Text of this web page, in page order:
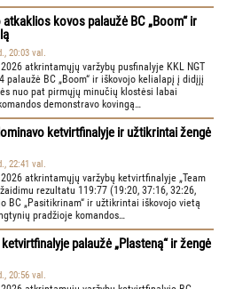
atkaklios kovos palaužė BC „Boom“ ir
20:03 val.
atkrintamųjų varžybų pusfinalyje KKL NGT
palaužė BC „Boom“ ir iškovojo kelialapį į didįjį
nuo pat pirmųjų minučių klostėsi labai
demonstravo kovingą…
ketvirtfinalyje ir užtikrintai žengė
22:41 val.
atkrintamųjų varžybų ketvirtfinalyje „Team
rezultatu 119:77 (19:20, 37:16, 32:26,
BC „Pasitikrinam“ ir užtikrintai iškovojo vietą
pradžioje komandos…
ketvirtfinalyje palaužė „Plasteną“ ir žengė
20:56 val.